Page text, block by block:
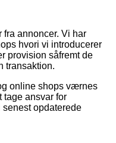
annoncer. Vi har
hvori vi introducerer
provision såfremt de
transaktion.
online shops værnes
tage ansvar for
senest opdaterede